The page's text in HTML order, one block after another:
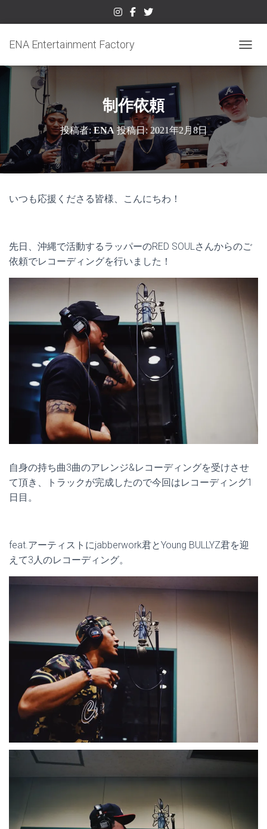
ENA Entertainment Factory
制作依頼
投稿者:ENA 投稿日:2021年2月8日
いつも応援くださる皆様、こんにちわ！
先日、沖縄で活動するラッパーのRED SOULさんからのご
依頼でレコーディングを行いました！
自身の持ち曲3曲のアレンジ&レコーディングを受けさせ
て頂き、トラックが完成したので今回はレコーディング1
日目。
feat.アーティストにjabberwork君とYoung BULLYZ君を迎
えて3人のレコーディング。